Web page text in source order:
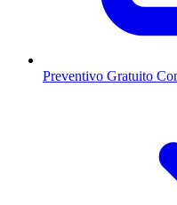
Preventivo Gratuito